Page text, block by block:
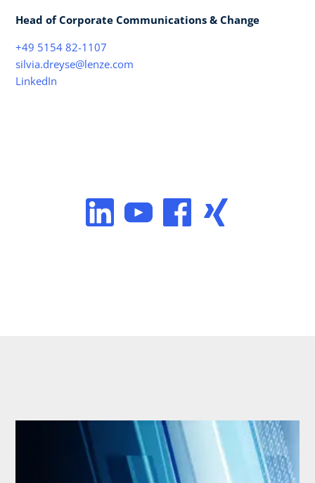
Head of Corporate Communications & Change
+49 5154 82-1107
silvia.dreyse@lenze.com
LinkedIn